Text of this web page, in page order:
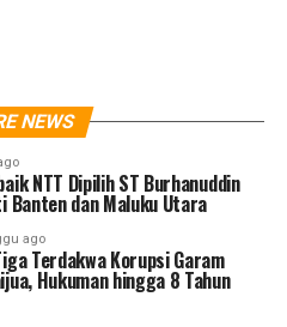
NEWS
NTT Dipilih ST Burhanuddin
Banten dan Maluku Utara
ago
Terdakwa Korupsi Garam
Hukuman hingga 8 Tahun